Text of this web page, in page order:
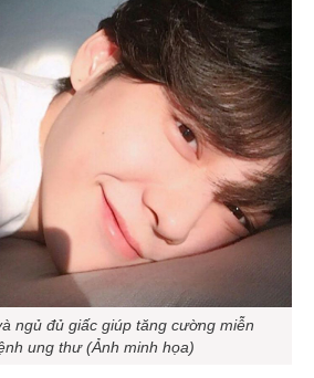
ngủ đủ giấc giúp tăng cường miễn
ung thư (Ảnh minh họa)